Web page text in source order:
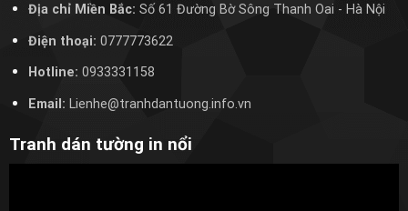
Địa chỉ Miền Bắc: Số 61 Đường Bờ Sông Thanh Oai - Hà Nội
Điện thoại: 0777773622
Hotline: 0933331158
Email: Lienhe@tranhdantuong.info.vn
Tranh dán tường in nổi